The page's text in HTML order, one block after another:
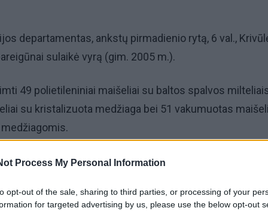
Process My Personal Information
opt-out of the sale, sharing to third parties, or processing of your
for targeted advertising by us, please use the below opt-out
departamentas, ankstų pirmadienio rytą, 6 val.,
sulaikė vyrą (gim. 2005 m.).
49 polietileniniai maišeliai su baltos spalvos
su kristalizuota medžiaga bei 51 vakumuotas
esančios medžiagos yra narkotinės.
į areštinę.